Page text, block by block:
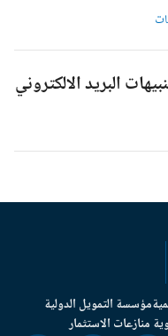
البريد الالكتروني
مؤسسة التمويل الدولية
الاستثمار